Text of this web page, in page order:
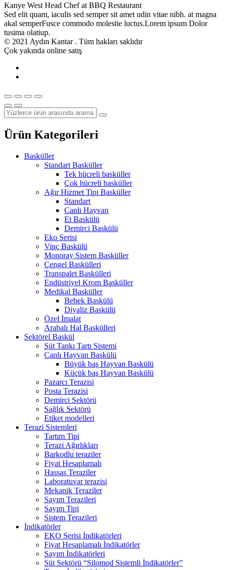
Kanye West Head Chef at BBQ Restaurant
Sed elit quam, iaculis sed semper sit amet udin vitae nibh. at magna
akal semperFusce commodo molestie luctus.Lorem ipsum Dolor
tusima olatiup.
© 2021 Aydın Kantar . Tüm hakları saklıdır
Çok yakında online satış
Ürün Kategorileri
Basküller
Standart Basküller
Tek hücreli basküller
Çok hücreli basküller
Ağır Hizmet Tipi Basküller
Standart
Canlı Hayvan
Et Baskülü
Demirci Baskülü
Eko Serisi
Vinç Baskülü
Monoray Sistem Basküller
Çengel Baskülleri
Transpalet Baskülleri
Endüstriyel Krom Basküller
Medikal Basküller
Bebek Baskülü
Diyaliz Baskülü
Özel İmalat
Arabalı Hal Baskülleri
Sektörel Baskül
Süt Tankı Tartı Sistemi
Canlı Hayvan Baskülü
Büyük baş Hayvan Baskülü
Küçük baş Hayvan Baskülü
Pazarcı Terazisi
Posta Terazisi
Demirci Sektörü
Sağlık Sektörü
Etiket modelleri
Terazi Sistemleri
Tartım Tipi
Terazi Ağırlıkları
Barkodlu teraziler
Fiyat Hesaplamalı
Hassas Teraziler
Laboratuvar terazisi
Mekanik Teraziler
Sayım Terazileri
Sayım Tipi
Sistem Terazileri
İndikatörler
EKO Serisi İndikatörleri
Fiyat Hesaplamalı İndikatörler
Sayım İndikatörleri
Süt Sektörü “Silomod Sistemli İndikatörler”